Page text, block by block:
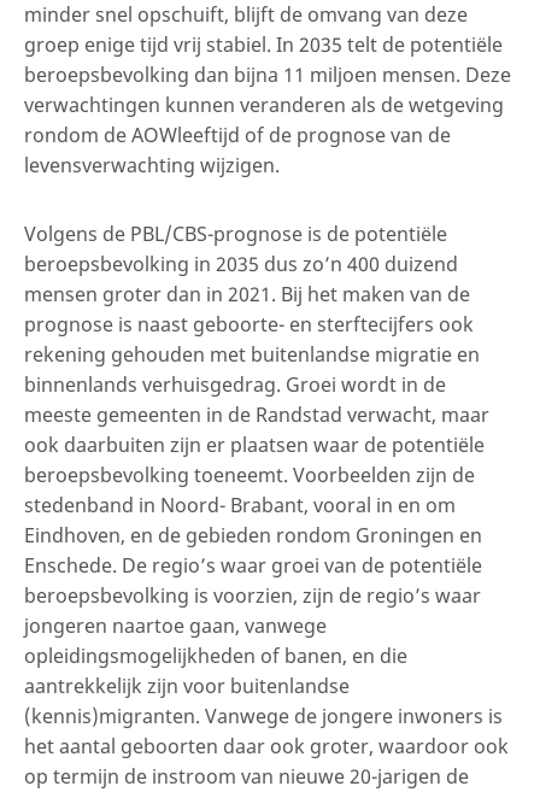
minder snel opschuift, blijft de omvang van deze
groep enige tijd vrij stabiel. In 2035 telt de potentiële
beroepsbevolking dan bijna 11 miljoen mensen. Deze
verwachtingen kunnen veranderen als de wetgeving
rondom de AOWleeftijd of de prognose van de
levensverwachting wijzigen.
Volgens de PBL/CBS-prognose is de potentiële
beroepsbevolking in 2035 dus zo’n 400 duizend
mensen groter dan in 2021. Bij het maken van de
prognose is naast geboorte- en sterftecijfers ook
rekening gehouden met buitenlandse migratie en
binnenlands verhuisgedrag. Groei wordt in de
meeste gemeenten in de Randstad verwacht, maar
ook daarbuiten zijn er plaatsen waar de potentiële
beroepsbevolking toeneemt. Voorbeelden zijn de
stedenband in Noord- Brabant, vooral in en om
Eindhoven, en de gebieden rondom Groningen en
Enschede. De regio’s waar groei van de potentiële
beroepsbevolking is voorzien, zijn de regio’s waar
jongeren naartoe gaan, vanwege
opleidingsmogelijkheden of banen, en die
aantrekkelijk zijn voor buitenlandse
(kennis)migranten. Vanwege de jongere inwoners is
het aantal geboorten daar ook groter, waardoor ook
op termijn de instroom van nieuwe 20-jarigen de